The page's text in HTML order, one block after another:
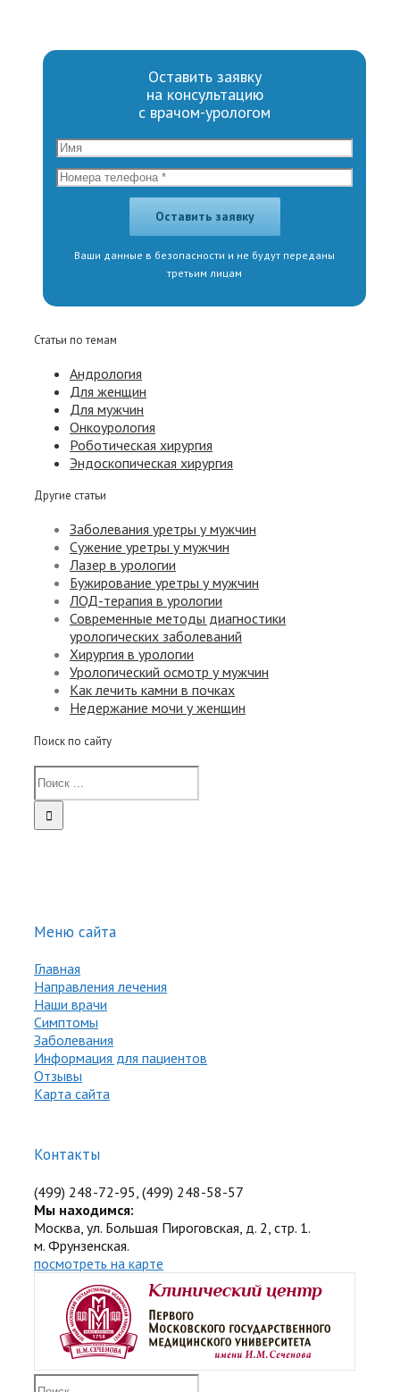
Оставить заявку
на консультацию
с врачом-урологом
Ваши данные в безопасности и не будут переданы
третьим лицам
Статьи по темам
Андрология
Для женщин
Для мужчин
Онкоурология
Роботическая хирургия
Эндоскопическая хирургия
Другие статьи
Заболевания уретры у мужчин
Сужение уретры у мужчин
Лазер в урологии
Бужирование уретры у мужчин
ЛОД-терапия в урологии
Современные методы диагностики
урологических заболеваний
Хирургия в урологии
Урологический осмотр у мужчин
Как лечить камни в почках
Недержание мочи у женщин
Поиск по сайту
Меню сайта
Главная
Направления лечения
Наши врачи
Симптомы
Заболевания
Информация для пациентов
Отзывы
Карта сайта
Контакты
(499) 248-72-95, (499) 248-58-57
Мы находимся:
Москва, ул. Большая Пироговская, д. 2, стр. 1.
м. Фрунзенская.
посмотреть на карте